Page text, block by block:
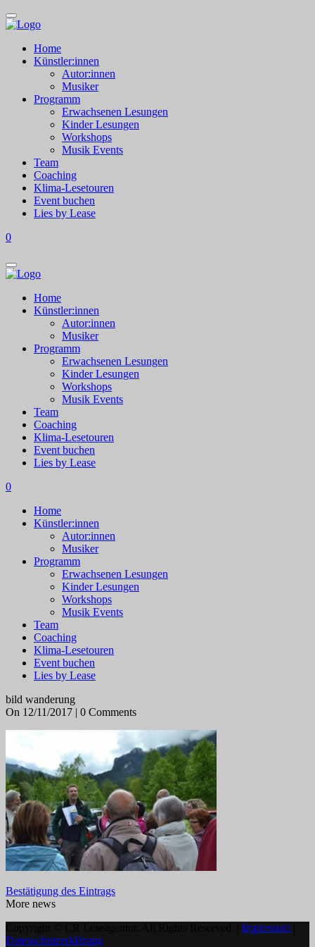
Home
Künstler:innen
Autor:innen
Musiker
Programm
Erwachsenen Lesungen
Kinder Lesungen
Workshops
Musik Events
Team
Coaching
Klima-Lesetouren
Event buchen
Lies by Lease
0
Home
Künstler:innen
Autor:innen
Musiker
Programm
Erwachsenen Lesungen
Kinder Lesungen
Workshops
Musik Events
Team
Coaching
Klima-Lesetouren
Event buchen
Lies by Lease
0
Home
Künstler:innen
Autor:innen
Musiker
Programm
Erwachsenen Lesungen
Kinder Lesungen
Workshops
Musik Events
Team
Coaching
Klima-Lesetouren
Event buchen
Lies by Lease
bild wanderung
On 12/11/2017 | 0 Comments
Bestätigung des Eintrags
More news
Impressum
Datenschutzerklärung